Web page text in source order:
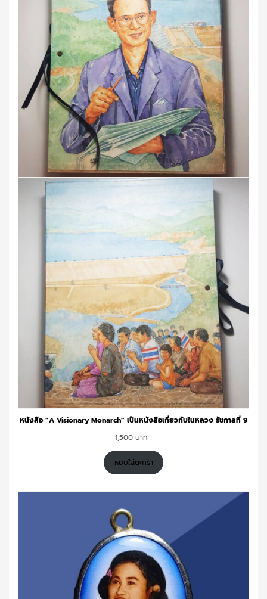
หนังสือ “A Visionary Monarch” เป็นหนังสือเกี่ยวกับในหลวง รัชกาลที่ 9
1,500
หยิบใส่ตะกร้า